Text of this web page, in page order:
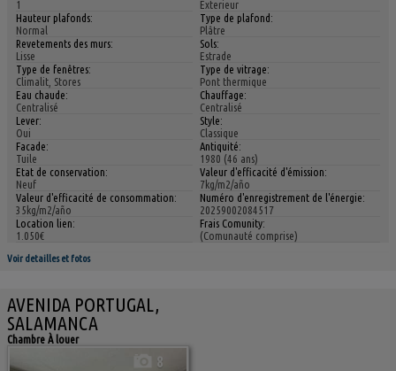
1
Exterieur
Hauteur plafonds:
Normal
Type de plafond:
Plâtre
Revetements des murs:
Lisse
Sols:
Estrade
Type de fenêtres:
Climalit, Stores
Type de vitrage:
Pont thermique
Eau chaude:
Centralisé
Chauffage:
Centralisé
Lever:
Oui
Style:
Classique
Facade:
Tuile
Antiquité:
1980 (46 ans)
Etat de conservation:
Neuf
Valeur d'efficacité d'émission:
7kg/m2/año
Valeur d'efficacité de consommation:
35kg/m2/año
Numéro d'enregistrement de l'énergie:
20259002084517
Location lien:
1.050€
Frais Comunity:
(Comunauté comprise)
Voir detailles et fotos
AVENIDA PORTUGAL,
SALAMANCA
Chambre À louer
8